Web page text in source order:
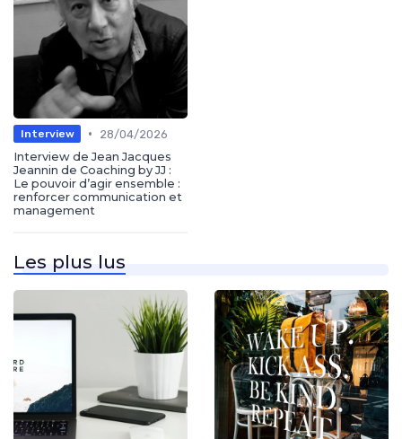
Interview •
28/04/2026
Interview de Jean Jacques
Jeannin de Coaching by JJ :
Le pouvoir d’agir ensemble :
renforcer communication et
management
Les plus lus